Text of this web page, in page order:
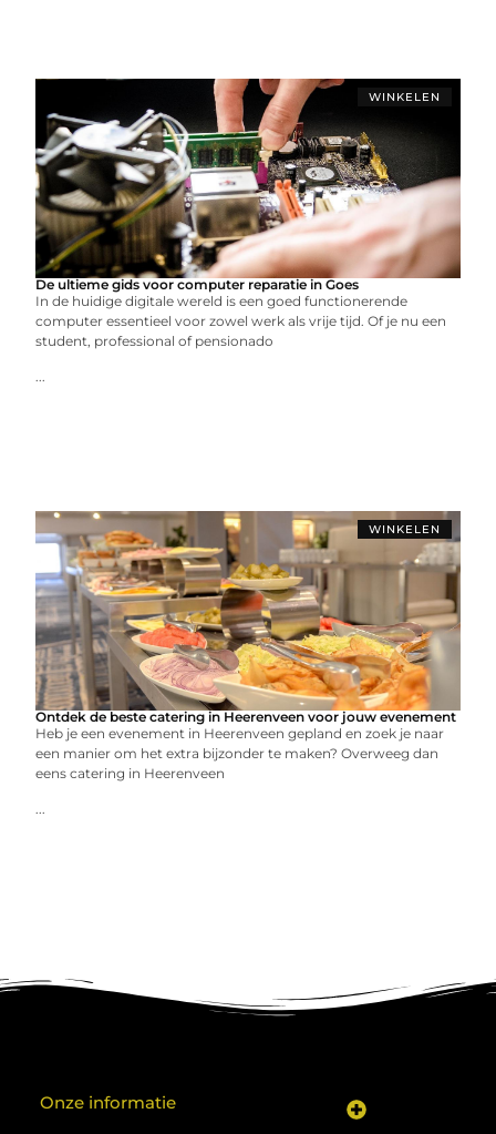
WINKELEN
De ultieme gids voor computer reparatie in Goes
In de huidige digitale wereld is een goed functionerende
computer essentieel voor zowel werk als vrije tijd. Of je nu een
student, professional of pensionado
...
WINKELEN
Ontdek de beste catering in Heerenveen voor jouw evenement
Heb je een evenement in Heerenveen gepland en zoek je naar
een manier om het extra bijzonder te maken? Overweeg dan
eens catering in Heerenveen
...
Onze informatie